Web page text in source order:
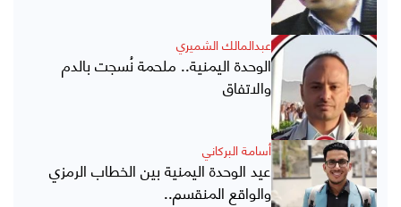
عبدالمالك الشميري
الوحدة اليمنية.. ملحمة نُسجت بالدم
والاتفاق
أسامة البركاني
عيد الوحدة اليمنية بين الخطاب الرمزي
والواقع المنقسم..